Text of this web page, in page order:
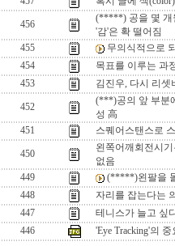
456
(*****) 공을 몇 개
'감'은 확 떨어짐
455
무의식적으로
454
목표를 이루는 과
453
김진우, 다시 리셋
452
(***)공의 앞 부분
성 高
451
스퀘어스탠스로
450
왼쪽어깨회전시
없음
449
(*****)왼팔을
448
자리를 잡는다는
447
테니스가 늘고 싶
446
'Eye Tracking'의